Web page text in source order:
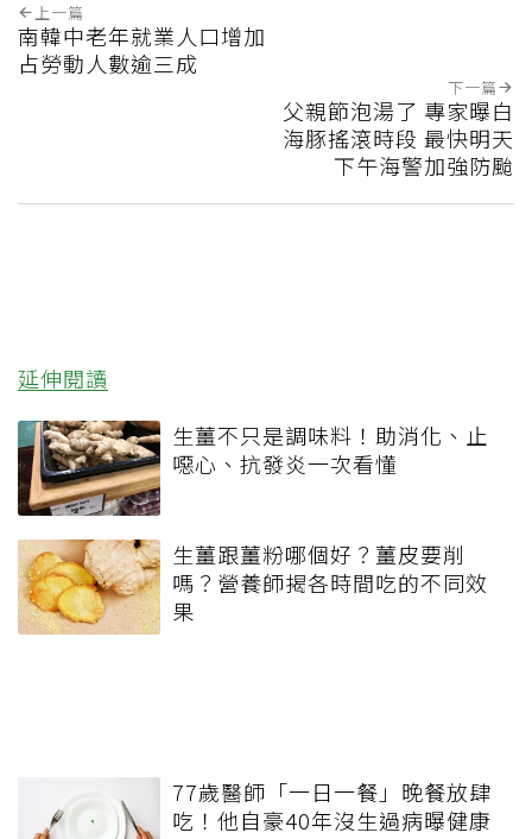
上一篇
南韓中老年就業人口增加
占勞動人數逾三成
下一篇
父親節泡湯了 專家曝白
海豚搖滾時段 最快明天
下午海警加強防颱
延伸閱讀
生薑不只是調味料！助消化、止
噁心、抗發炎一次看懂
生薑跟薑粉哪個好？薑皮要削
嗎？營養師揭各時間吃的不同效
果
77歲醫師「一日一餐」晚餐放肆
吃！他自豪40年沒生過病曝健康